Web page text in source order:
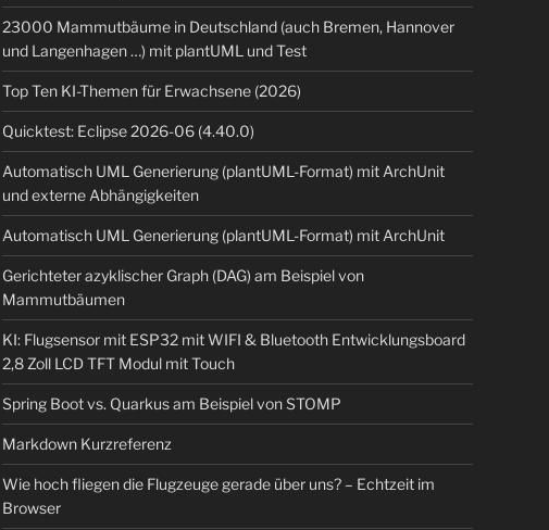
23000 Mammutbäume in Deutschland (auch Bremen, Hannover
und Langenhagen …) mit plantUML und Test
Top Ten KI-Themen für Erwachsene (2026)
Quicktest: Eclipse 2026-06 (4.40.0)
Automatisch UML Generierung (plantUML-Format) mit ArchUnit
und externe Abhängigkeiten
Automatisch UML Generierung (plantUML-Format) mit ArchUnit
Gerichteter azyklischer Graph (DAG) am Beispiel von
Mammutbäumen
KI: Flugsensor mit ESP32 mit WIFI & Bluetooth Entwicklungsboard
2,8 Zoll LCD TFT Modul mit Touch
Spring Boot vs. Quarkus am Beispiel von STOMP
Markdown Kurzreferenz
Wie hoch fliegen die Flugzeuge gerade über uns? – Echtzeit im
Browser